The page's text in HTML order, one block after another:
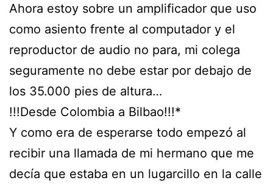
Ahora estoy sobre un amplificador que uso
como asiento frente al computador y el
reproductor de audio no para, mi colega
seguramente no debe estar por debajo de
los 35.000 pies de altura…
!!!Desde Colombia a Bilbao!!!*
Y como era de esperarse todo empezó al
recibir una llamada de mi hermano que me
decía que estaba en un lugarcillo en la calle